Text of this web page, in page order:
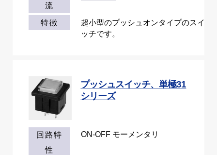
流
特徴
超小型のプッシュオンタイプのスイ
ッチです。
プッシュスイッチ、単極31
シリーズ
回路特
性
ON-OFF モーメンタリ